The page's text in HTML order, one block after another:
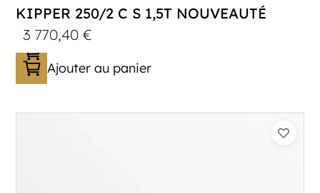
KIPPER 250/2 C S 1,5T NOUVEAUTÉ
3 770,40€
Ajouter au panier